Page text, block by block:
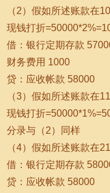
（2）假如所述账款在
现钱打折
借：银行定期存款
财务费用 1000
贷：应收帐款 58000
（3）假如所述账款在
现钱打折
分录与（2）同样
（4）假如所述账款在
借：银行定期存款
贷：应收帐款 58000